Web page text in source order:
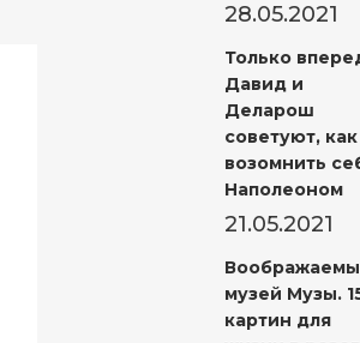
28.05.2021
Только
Давид и
Деларош
советуют, как
возомнить
Наполеоном
21.05.2021
музей Музы.
картин для